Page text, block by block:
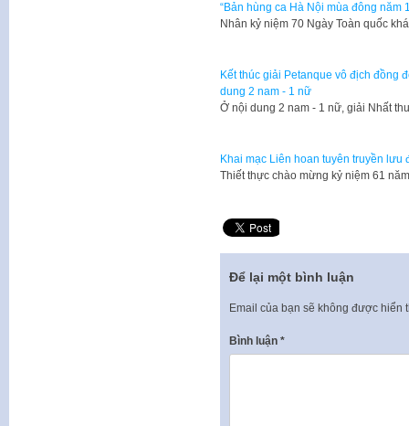
“Bản hùng ca Hà Nội mùa đông năm
Nhân kỷ niệm 70 Ngày Toàn quốc
Kết thúc giải Petanque vô địch đồng
dung 2 nam - 1 nữ
Ở nội dung 2 nam - 1 nữ, giải Nhất
Khai mạc Liên hoan tuyên truyền
​Thiết thực chào mừng kỷ niệm 61
Để lại một bình luận
Email của bạn sẽ không được hiển
Bình luận *